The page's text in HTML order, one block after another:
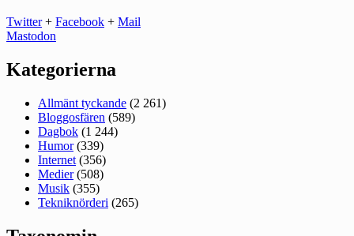
Twitter+ Facebook + Mail
Mastodon
Kategorierna
Allmänt tyckande (2 261)
Bloggosfären (589)
Dagbok (1 244)
Humor(339)
Internet (356)
Medier(508)
Musik (355)
Tekniknörderi (265)